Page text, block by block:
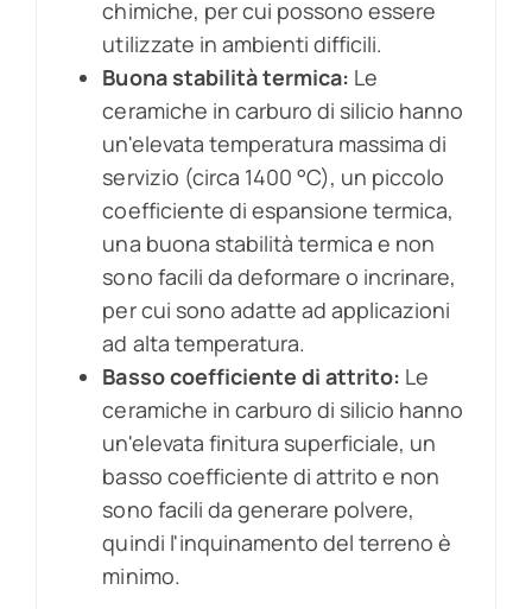
chimiche, per cui possono essere
utilizzate in ambienti difficili.
Buona stabilità termica: Le
ceramiche in carburo di silicio hanno
un'elevata temperatura massima di
servizio (circa 1400 °C), un piccolo
coefficiente di espansione termica,
una buona stabilità termica e non
sono facili da deformare o incrinare,
per cui sono adatte ad applicazioni
ad alta temperatura.
Basso coefficiente di attrito: Le
ceramiche in carburo di silicio hanno
un'elevata finitura superficiale, un
basso coefficiente di attrito e non
sono facili da generare polvere,
quindi l'inquinamento del terreno è
minimo.